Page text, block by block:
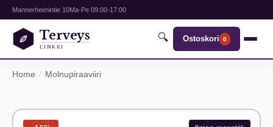
Mannerheimintie 10Ma-Pe 09:00-17:00
Terveys
LINKKI
🔍 Ostoskori 0
Home Molnupiraaviiri